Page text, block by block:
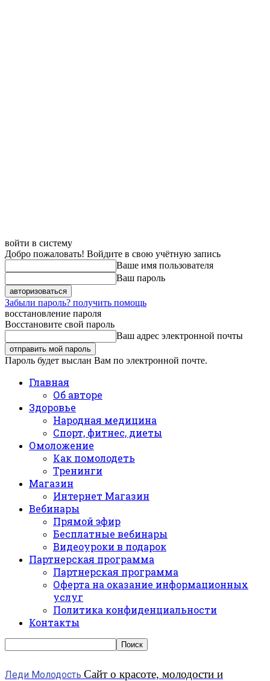
войти в систему
Добро пожаловать! Войдите в свою учётную запись
Ваше имя пользователя
Ваш пароль
Забыли пароль? получить помощь
восстановление пароля
Восстановите свой пароль
Ваш адрес электронной почты
Пароль будет выслан Вам по электронной почте.
Главная
Об авторе
Здоровье
Народная медицина
Спорт, фитнес, диеты
Омоложение
Как помолодеть
Тренинги
Магазин
Интернет Магазин
Вебинары
Прямой эфир
Бесплатные вебинары
Видеоуроки в подарок
Партнерская программа
Партнерская программа
Оферта на оказание информационных
услуг
Политика конфиденциальности
Контакты
Леди Молодость Сайт о красоте, молодости и